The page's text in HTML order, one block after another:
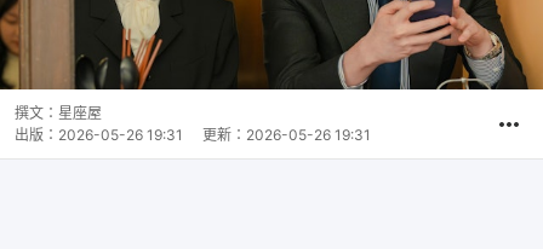
撰文： 星座屋
出版： 2026-05-26 19:31 更新： 2026-05-26 19:31